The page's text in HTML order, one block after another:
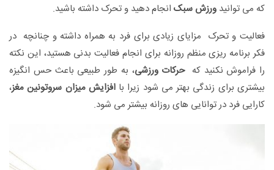
که می توانید ورزش سبک انجام دهید و تحرک داشته باشید.
فعالیت و تحرک مزایای زیادی برای فرد به همراه داشته و چنانچه در
فکر برنامه ریزی منظم روزانه برای انجام فعالیت بدنی هستید، این نکته
را فراموش نکنید کهحرکات ورزشی، به طور طبیعی باعث حس انگیزه
بیشتری برای زندگی بهتر می شود زیرا باافزایش میزان سروتونین مغز،
کارایی فرد در توانایی های روزانه بیشتر می شود.